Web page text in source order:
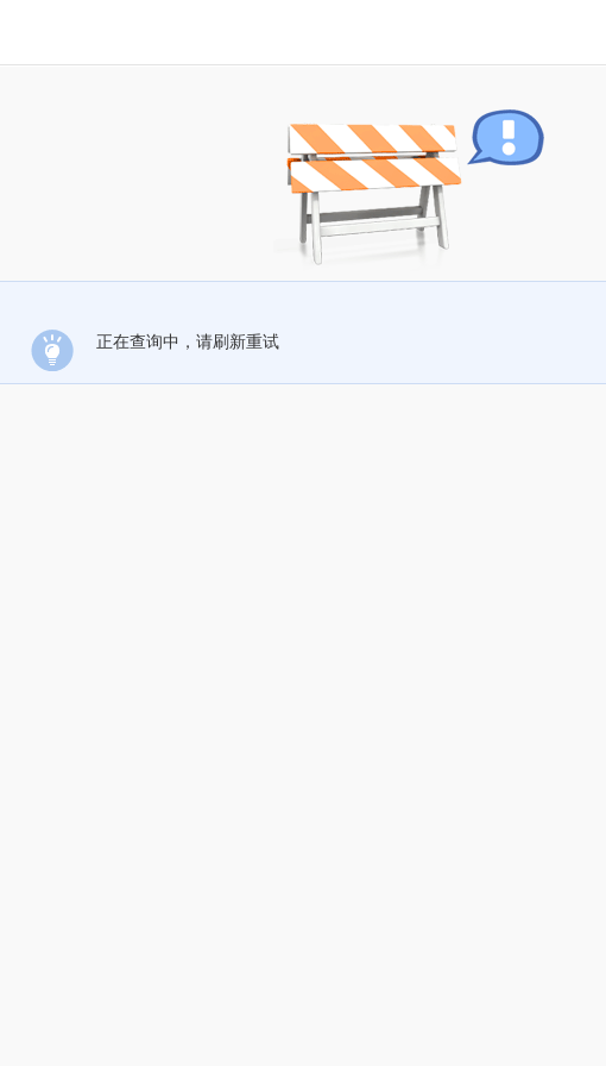
正在查询中，请刷新重试